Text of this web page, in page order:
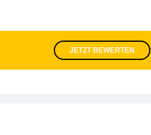
JETZT BEWERTEN